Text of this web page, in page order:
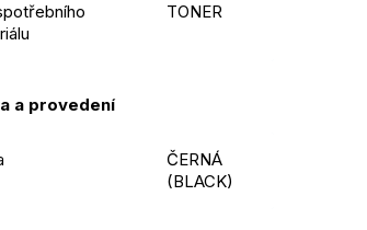
TONER
a provedení
ČERNÁ
(BLACK)